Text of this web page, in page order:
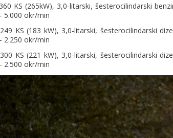
KS (265kW), 3,0-litarski, šesterocilindarski
5.000 okr/min
KS (183 kW), 3,0-litarski, šesterocilindarski
2.250 okr/min
KS (221 kW), 3,0-litarski, šesterocilindarski
2.500 okr/min